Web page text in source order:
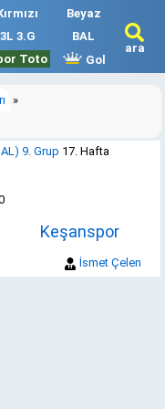
Beyaz
3L 3.G
BAL
Toto Gol
ara
»
9. Grup 17. Hafta
Keşanspor
İsmet Çelen